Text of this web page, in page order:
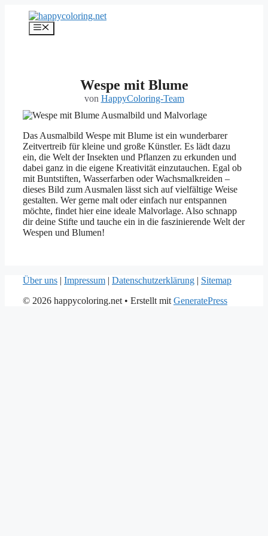
springen
Menü
Wespe mit Blume
von HappyColoring-Team
Das Ausmalbild Wespe mit Blume ist ein wunderbarer
Zeitvertreib für kleine und große Künstler. Es lädt dazu
ein, die Welt der Insekten und Pflanzen zu erkunden und
dabei ganz in die eigene Kreativität einzutauchen. Egal ob
mit Buntstiften, Wasserfarben oder Wachsmalkreiden –
dieses Bild zum Ausmalen lässt sich auf vielfältige Weise
gestalten. Wer gerne malt oder einfach nur entspannen
möchte, findet hier eine ideale Malvorlage. Also schnapp
dir deine Stifte und tauche ein in die faszinierende Welt der
Wespen und Blumen!
Über uns | Impressum | Datenschutzerklärung | Sitemap
© 2026 happycoloring.net • Erstellt mit GeneratePress